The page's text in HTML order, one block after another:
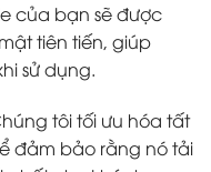
của bạn sẽ được
tiên tiến, giúp
sử dụng.
tôi tối ưu hóa tất
đảm bảo rằng nó tải